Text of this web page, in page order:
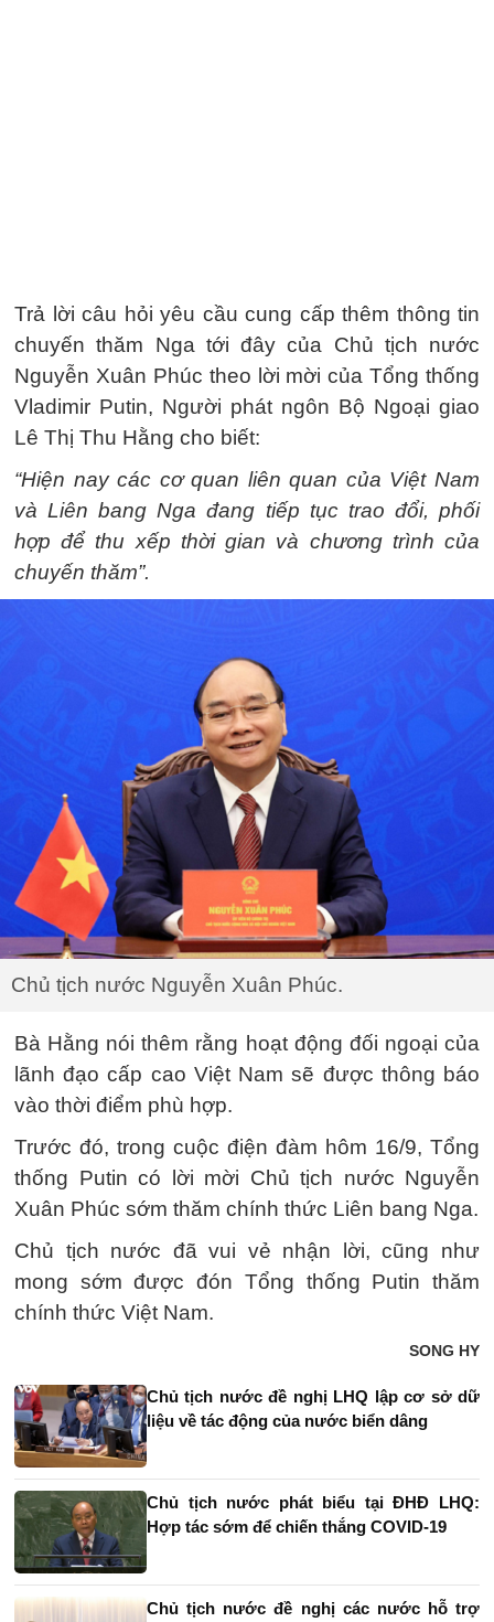
Trả lời câu hỏi yêu cầu cung cấp thêm thông tin
chuyến thăm Nga tới đây của Chủ tịch nước
Nguyễn Xuân Phúc theo lời mời của Tổng thống
Vladimir Putin, Người phát ngôn Bộ Ngoại giao
Lê Thị Thu Hằng cho biết:
“Hiện nay các cơ quan liên quan của Việt Nam
và Liên bang Nga đang tiếp tục trao đổi, phối
hợp để thu xếp thời gian và chương trình của
chuyến thăm”.
Chủ tịch nước Nguyễn Xuân Phúc.
Bà Hằng nói thêm rằng hoạt động đối ngoại của
lãnh đạo cấp cao Việt Nam sẽ được thông báo
vào thời điểm phù hợp.
Trước đó, trong cuộc điện đàm hôm 16/9, Tổng
thống Putin có lời mời Chủ tịch nước Nguyễn
Xuân Phúc sớm thăm chính thức Liên bang Nga.
Chủ tịch nước đã vui vẻ nhận lời, cũng như
mong sớm được đón Tổng thống Putin thăm
chính thức Việt Nam.
SONG HY
Chủ tịch nước đề nghị LHQ lập cơ sở dữ
liệu về tác động của nước biển dâng
Chủ tịch nước phát biểu tại ĐHĐ LHQ:
Hợp tác sớm để chiến thắng COVID-19
Chủ tịch nước đề nghị các nước hỗ trợ